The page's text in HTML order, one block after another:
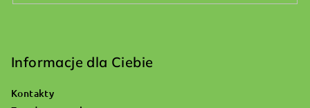
Informacje dla Ciebie
Kontakty